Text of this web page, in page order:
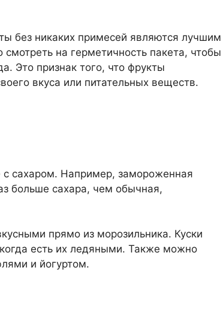
без никаких примесей являются лучшим
на герметичность пакета, чтобы
Это признак того, что фрукты
вкуса или питательных веществ.
с сахаром. Например, замороженная
больше сахара, чем обычная,
прямо из морозильника. Куски
есть их ледяными. Также можно
и йогуртом.